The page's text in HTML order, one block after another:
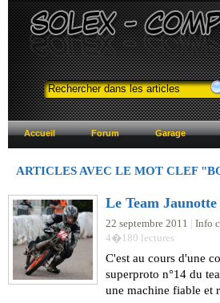
Accueil Forum Garage
ARTICLES AVEC LE MOT CLEF "
Le Team
22 septembre 2011 | Info
4�180 lectures
C'est au cours d'une
superproto n°14 du
une machine fiable et